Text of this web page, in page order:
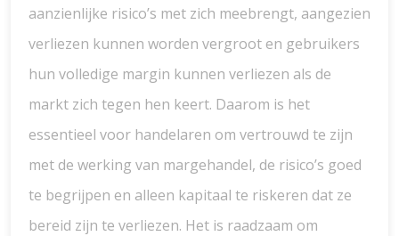
aanzienlijke risico’s met zich meebrengt, aangezien
verliezen kunnen worden vergroot en gebruikers
hun volledige margin kunnen verliezen als de
markt zich tegen hen keert. Daarom is het
essentieel voor handelaren om vertrouwd te zijn
met de werking van margehandel, de risico’s goed
te begrijpen en alleen kapitaal te riskeren dat ze
bereid zijn te verliezen. Het is raadzaam om